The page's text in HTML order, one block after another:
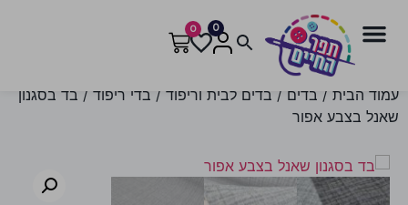
0
0
עמוד הבית / בדים / בדים לבית וריפוד / בדי ריפוד / בד בסגנון
שאנל בצבע אפור